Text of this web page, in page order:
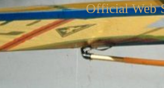
Official Web